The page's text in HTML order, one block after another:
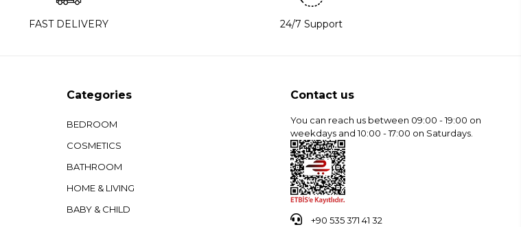
FAST DELIVERY 24/7 Support
Categories
BEDROOM
COSMETICS
BATHROOM
HOME & LIVING
BABY & CHILD
Contact us
You can reach us between 09:00 - 19:00 on
weekdays and 10:00 - 17:00 on Saturdays.
+90 535 371 41 32